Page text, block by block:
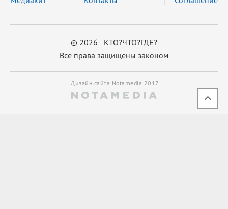
© 2026 КТО?ЧТО?ГДЕ?
Все права защищены законом
Дизайн сайта Notamedia 2017